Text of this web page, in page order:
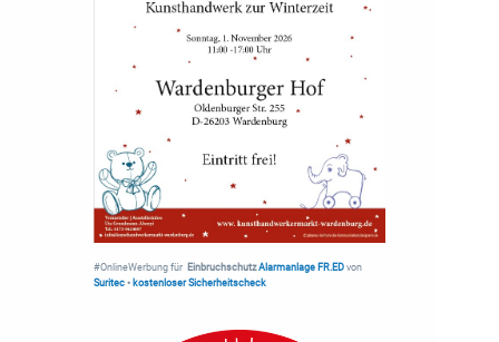
#OnlineWerbung für Einbruchschutz Alarmanlage FR.ED von
Suritec• kostenloser Sicherheitscheck